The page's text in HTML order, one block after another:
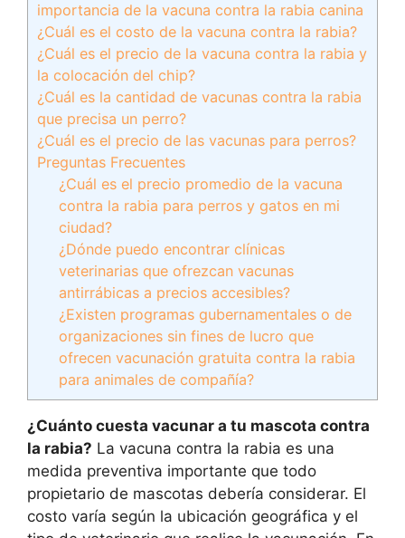
importancia de la vacuna contra la rabia canina
¿Cuál es el costo de la vacuna contra la rabia?
¿Cuál es el precio de la vacuna contra la rabia y
la colocación del chip?
¿Cuál es la cantidad de vacunas contra la rabia
que precisa un perro?
¿Cuál es el precio de las vacunas para perros?
Preguntas Frecuentes
¿Cuál es el precio promedio de la vacuna
contra la rabia para perros y gatos en mi
ciudad?
¿Dónde puedo encontrar clínicas
veterinarias que ofrezcan vacunas
antirrábicas a precios accesibles?
¿Existen programas gubernamentales o de
organizaciones sin fines de lucro que
ofrecen vacunación gratuita contra la rabia
para animales de compañía?
¿Cuánto cuesta vacunar a tu mascota contra
la rabia? La vacuna contra la rabia es una
medida preventiva importante que todo
propietario de mascotas debería considerar. El
costo varía según la ubicación geográfica y el